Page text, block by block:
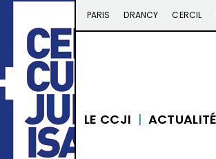
PARIS DRANCY CERCIL
LE CCJI